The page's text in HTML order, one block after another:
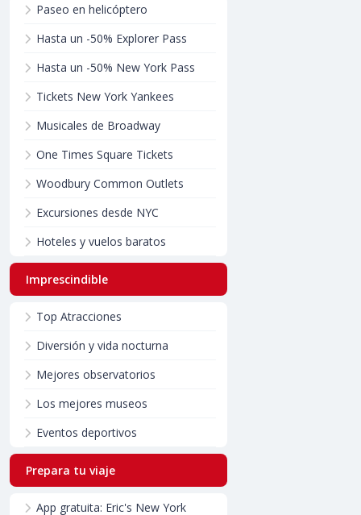
Paseo en helicóptero
Hasta un -50% Explorer Pass
Hasta un -50% New York Pass
Tickets New York Yankees
Musicales de Broadway
One Times Square Tickets
Woodbury Common Outlets
Excursiones desde NYC
Hoteles y vuelos baratos
Imprescindible
Top Atracciones
Diversión y vida nocturna
Mejores observatorios
Los mejores museos
Eventos deportivos
Prepara tu viaje
App gratuita: Eric's New York